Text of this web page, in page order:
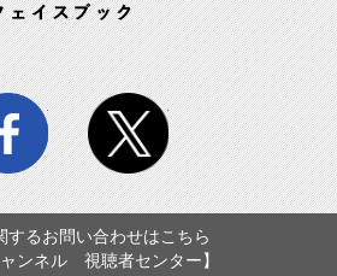
facebook twitter
するお問い合わせはこちら
ャンネル 視聴者センター】